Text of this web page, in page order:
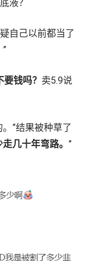
液？
自己以前都当了
”
钱吗？ 卖5.9说
”结果被种草了
几十年弯路。 ”